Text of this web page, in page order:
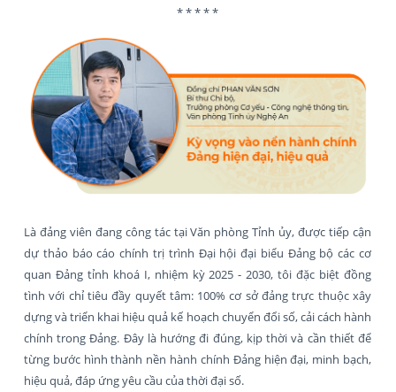
* * * * *
Là đảng viên đang công tác tại Văn phòng Tỉnh ủy, được tiếp cận
dự thảo báo cáo chính trị trình Đại hội đại biểu Đảng bộ các cơ
quan Đảng tỉnh khoá I, nhiệm kỳ 2025 - 2030, tôi đặc biệt đồng
tình với chỉ tiêu đầy quyết tâm: 100% cơ sở đảng trực thuộc xây
dựng và triển khai hiệu quả kế hoạch chuyển đổi số, cải cách hành
chính trong Đảng. Đây là hướng đi đúng, kịp thời và cần thiết để
từng bước hình thành nền hành chính Đảng hiện đại, minh bạch,
hiệu quả, đáp ứng yêu cầu của thời đại số.